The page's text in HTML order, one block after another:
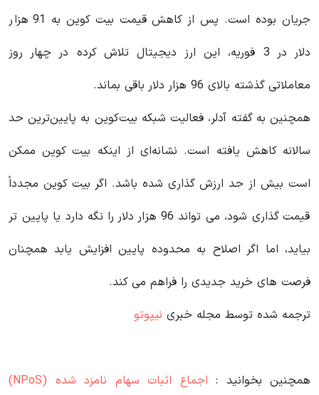
جریان بوده است. پس از کاهش قیمت بیت کوین به 91 هزار
دلار در 3 فوریه، این ارز دیجیتال تلاش کرده در چهار روز
معاملاتی گذشته بالای 96 هزار دلار باقی بماند.
همچنین به گفته آدلر، فعالیت شبکه بیت‌کوین به پایین‌ترین حد
سالانه کاهش یافته است. نشانه‌ای از اینکه بیت کوین ممکن
است بیش از حد ارزش گذاری شده باشد. اگر بیت کوین مجدداً
قیمت گذاری شود، می تواند 96 هزار دلار را نگه دارد یا پایین تر
بیاید، اما اگر اصلاح به محدوده پایین افزایش یابد همچنان
فرصت های خرید جدیدی را فراهم می کند.
ترجمه شده توسط مجله خبری نیپوتو
همچنین بخوانید :
اجماع اثبات سهام نامزد شده (NPoS)